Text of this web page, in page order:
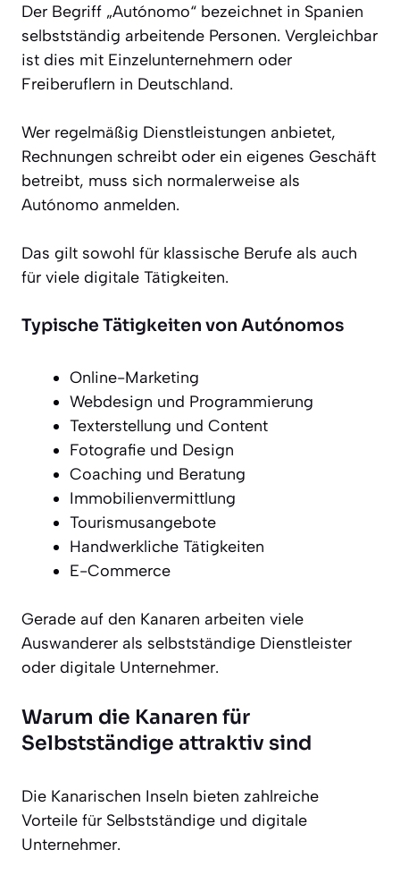
Der Begriff „Autónomo“ bezeichnet in Spanien
selbstständig arbeitende Personen. Vergleichbar
ist dies mit Einzelunternehmern oder
Freiberuflern in Deutschland.
Wer regelmäßig Dienstleistungen anbietet,
Rechnungen schreibt oder ein eigenes Geschäft
betreibt, muss sich normalerweise als
Autónomo anmelden.
Das gilt sowohl für klassische Berufe als auch
für viele digitale Tätigkeiten.
Typische Tätigkeiten von Autónomos
Online-Marketing
Webdesign und Programmierung
Texterstellung und Content
Fotografie und Design
Coaching und Beratung
Immobilienvermittlung
Tourismusangebote
Handwerkliche Tätigkeiten
E-Commerce
Gerade auf den Kanaren arbeiten viele
Auswanderer als selbstständige Dienstleister
oder digitale Unternehmer.
Warum die Kanaren für
Selbstständige attraktiv sind
Die Kanarischen Inseln bieten zahlreiche
Vorteile für Selbstständige und digitale
Unternehmer.